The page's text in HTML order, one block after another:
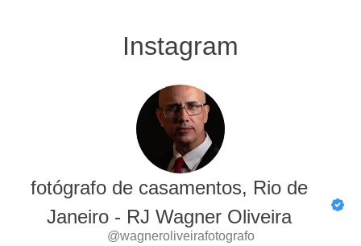
Instagram
fotógrafo de casamentos, Rio de
Janeiro - RJ Wagner Oliveira
@wagneroliveirafotografo